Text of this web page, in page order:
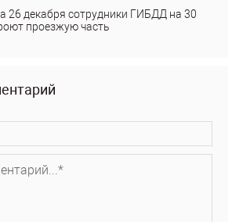
26 декабря сотрудники ГИБДД на 30
проезжую часть